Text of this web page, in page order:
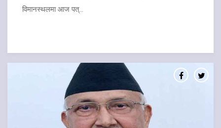
विमानस्थलमा आज पत्...